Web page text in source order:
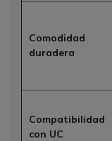
Comodidad
duradera
Compatibilidad
con UC